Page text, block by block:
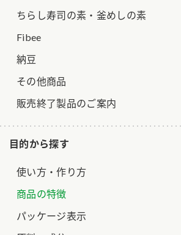
ちらし寿司の素・釜めしの素
Fibee
納豆
その他商品
販売終了製品のご案内
目的から探す
使い方・作り方
商品の特徴
パッケージ表示